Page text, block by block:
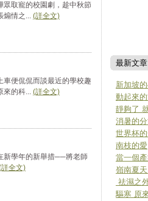
眾取寵的校園劇，趁中秋節
煽情之... (詳全文)
便侃侃而談最近的學校趣
來的科... (詳全文)
學年的新舉措──將老師
詳全文)
最新文章
新加坡
動起來
靜夠了
消暑的
世界杯
南枝的愛
當一個
嶺南夏
祛濕之
驅寒 原